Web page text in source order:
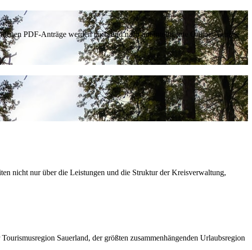
PDF-Anträge werden nach und nach auf intelligente Online-Anträge
nicht nur über die Leistungen und die Struktur der Kreisverwaltung,
Sauerland, der größten zusammenhängenden Urlaubsregion